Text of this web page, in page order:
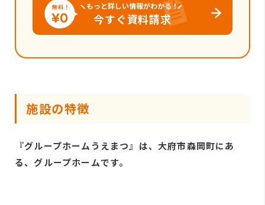
もっと詳しい情報がわかる！
今すぐ資料請求
施設の特徴
『グループホームうえまつ』は、大府市森岡町にあ
る、グループホームです。